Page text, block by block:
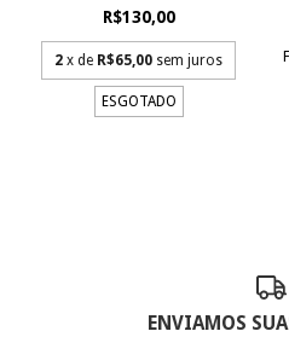
R$130,00
2 x de R$65,00 sem juros
ESGOTADO
ENVIAMOS